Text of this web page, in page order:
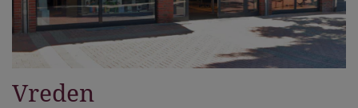
Vreden